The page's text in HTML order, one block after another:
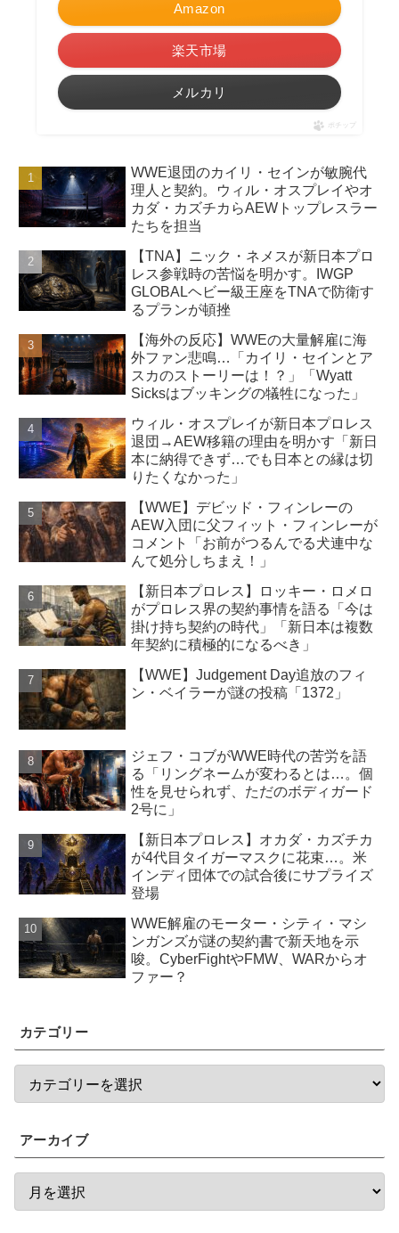
Amazon
楽天市場
メルカリ
ポチップ
WWE退団のカイリ・セインが敏腕代
理人と契約。ウィル・オスプレイやオ
カダ・カズチカらAEWトップレスラー
たちを担当
【TNA】ニック・ネメスが新日本プロ
レス参戦時の苦悩を明かす。IWGP
GLOBALヘビー級王座をTNAで防衛す
るプランが頓挫
【海外の反応】WWEの大量解雇に海
外ファン悲鳴…「カイリ・セインとア
スカのストーリーは！？」「Wyatt
Sicksはブッキングの犠牲になった」
ウィル・オスプレイが新日本プロレス
退団→AEW移籍の理由を明かす「新日
本に納得できず…でも日本との縁は切
りたくなかった」
【WWE】デビッド・フィンレーの
AEW入団に父フィット・フィンレーが
コメント「お前がつるんでる犬連中な
んて処分しちまえ！」
【新日本プロレス】ロッキー・ロメロ
がプロレス界の契約事情を語る「今は
掛け持ち契約の時代」「新日本は複数
年契約に積極的になるべき」
【WWE】Judgement Day追放のフィ
ン・ベイラーが謎の投稿「1372」
ジェフ・コブがWWE時代の苦労を語
る「リングネームが変わるとは…。個
性を見せられず、ただのボディガード
2号に」
【新日本プロレス】オカダ・カズチカ
が4代目タイガーマスクに花束…。米
インディ団体での試合後にサプライズ
登場
WWE解雇のモーター・シティ・マシ
ンガンズが謎の契約書で新天地を示
唆。CyberFightやFMW、WARからオ
ファー？
カテゴリー
アーカイブ